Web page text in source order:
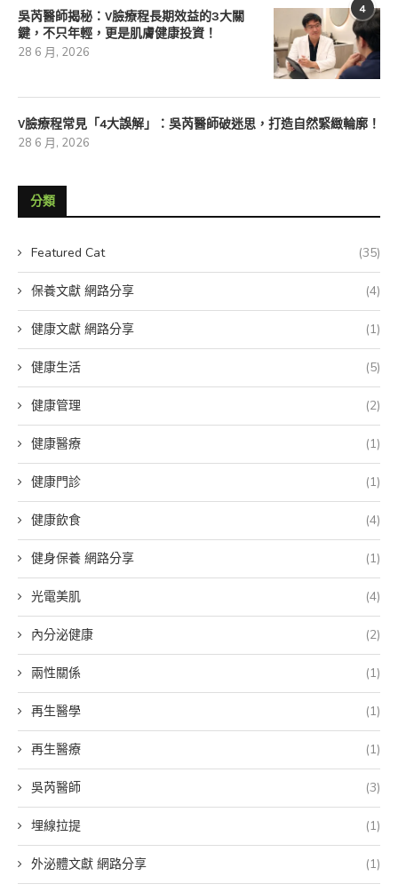
4
吳芮醫師揭秘：V臉療程長期效益的3大關
鍵，不只年輕，更是肌膚健康投資！
28 6 月, 2026
V臉療程常見「4大誤解」：吳芮醫師破迷思，打造自然緊緻輪廓！
28 6 月, 2026
分類
Featured Cat (35)
保養文獻 網路分享 (4)
健康文獻 網路分享 (1)
健康生活 (5)
健康管理 (2)
健康醫療 (1)
健康門診 (1)
健康飲食 (4)
健身保養 網路分享 (1)
光電美肌 (4)
內分泌健康 (2)
兩性關係 (1)
再生醫學 (1)
再生醫療 (1)
吳芮醫師 (3)
埋線拉提 (1)
外泌體文獻 網路分享 (1)